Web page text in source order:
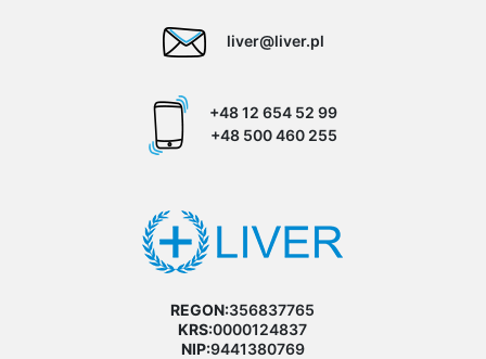
liver@liver.pl
+48 12 654 52 99
+48 500 460 255
REGON:356837765
KRS:0000124837
NIP:9441380769